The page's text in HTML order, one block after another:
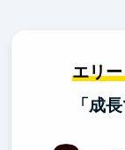
エリ
「成